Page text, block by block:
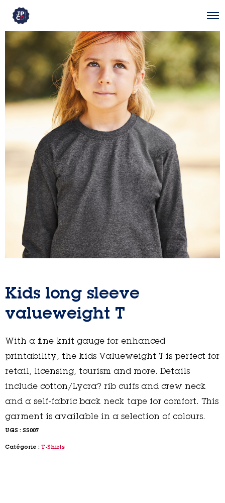
Kids long sleeve
valueweight T
With a fine knit gauge for enhanced
printability, the kids Valueweight T is perfect for
retail, licensing, tourism and more. Details
include cotton/Lycra? rib cuffs and crew neck
and a self-fabric back neck tape for comfort. This
garment is available in a selection of colours.
UGS : SS007
Catégorie : T-Shirts